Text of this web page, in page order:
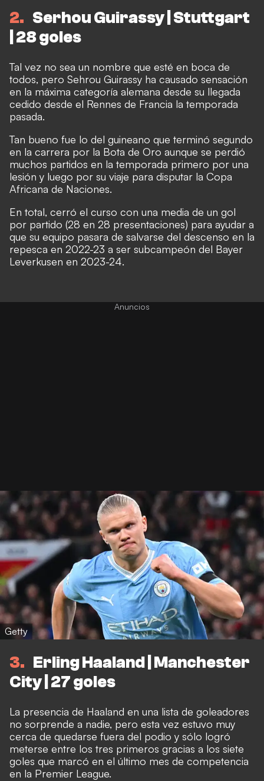
2
Serhou Guirassy | Stuttgart
| 28 goles
Tal vez no sea un nombre que esté en boca de
todos, pero Sehrou Guirassy ha causado sensación
en la máxima categoría alemana desde su llegada
cedido desde el Rennes de Francia la temporada
pasada.
Tan bueno fue lo del guineano que terminó segundo
en la carrera por la Bota de Oro aunque se perdió
muchos partidos en la temporada primero por una
lesión y luego por su viaje para disputar la Copa
Africana de Naciones.
En total, cerró el curso con una media de un gol
por partido (28 en 28 presentaciones) para ayudar a
que su equipo pasara de salvarse del descenso en la
repesca en 2022-23 a ser subcampeón del Bayer
Leverkusen en 2023-24.
Getty
3
Erling Haaland | Manchester
City | 27 goles
La presencia de Haaland en una lista de goleadores
no sorprende a nadie, pero esta vez estuvo muy
cerca de quedarse fuera del podio y sólo logró
meterse entre los tres primeros gracias a los siete
goles que marcó en el último mes de competencia
en la Premier League.